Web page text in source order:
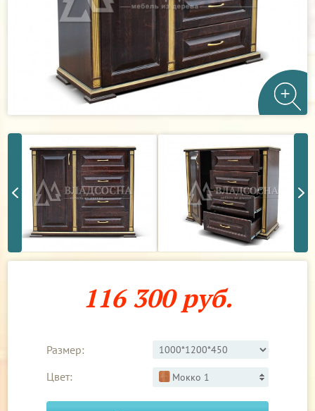
116 300 руб.
Размер:
Цвет:
Мокко 1